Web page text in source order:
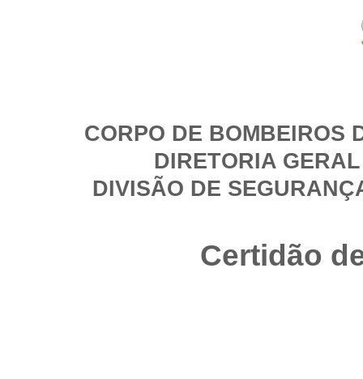
CORPO DE BOMBEIROS
DIRETORIA
DIVISÃO DE
Certidão